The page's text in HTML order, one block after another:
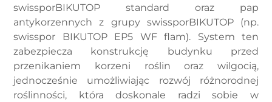
swissporBIKUTOP standard oraz pap
antykorzennych z grupy swissporBIKUTOP (np.
swisspor BIKUTOP EP5 WF flam). System ten
zabezpiecza konstrukcję budynku przed
przenikaniem korzeni roślin oraz wilgocią,
jednocześnie umożliwiając rozwój różnorodnej
roślinności, która doskonale radzi sobie w